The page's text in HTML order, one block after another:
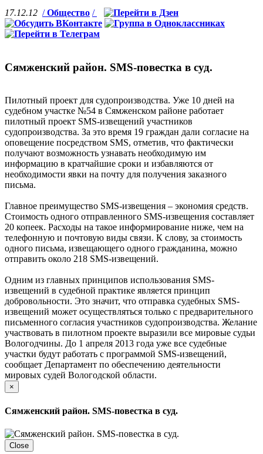
17.12.12 /Общество /
Сямженский район. SMS-повестка в суд.
Пилотный проект для судопроизводства. Уже 10 дней на
судебном участке №54 в Сямженском районе работает
пилотный проект SMS-извещений участников
судопроизводства. За это время 19 граждан дали согласие на
оповещение посредством SMS, отметив, что фактически
получают возможность узнавать необходимую им
информацию в кратчайшие сроки и избавляются от
необходимости явки на почту для получения заказного
письма.
Главное преимущество SMS-извещения – экономия средств.
Стоимость одного отправленного SMS-извещения составляет
20 копеек. Расходы на такое информирование ниже, чем на
телефонную и почтовую виды связи. К слову, за стоимость
одного письма, извещающего одного гражданина, можно
отправить около 218 SMS-извещений.
Одним из главных принципов использования SMS-
извещений в судебной практике является принцип
добровольности. Это значит, что отправка судебных SMS-
извещений может осуществляться только с предварительного
письменного согласия участников судопроизводства. Желание
участвовать в пилотном проекте выразили все мировые судьи
Вологодчины. До 1 апреля 2013 года уже все судебные
участки будут работать с программой SMS-извещений,
сообщает Департамент по обеспечению деятельности
мировых судей Вологодской области.
×
Сямженский район. SMS-повестка в суд.
Close